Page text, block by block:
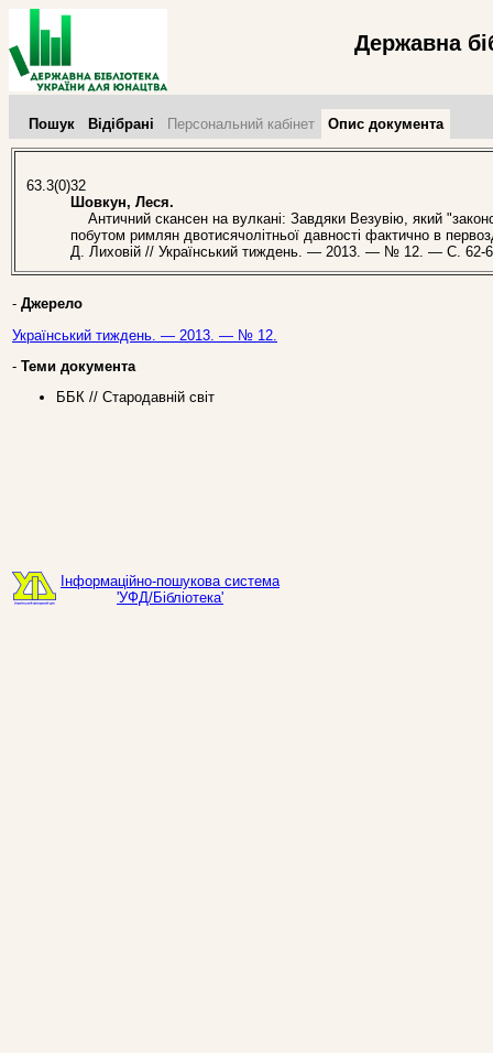
Державна
Пошук Відібрані Персональний кабінет Опис документа
63.3(0)32
Шовкун, Леся.
Античний скансен на вулкані: Завдяки Везувію, який
побутом римлян двотисячолітньої давності фактично в
Д. Лиховій // Український тиждень. — 2013. — № 12. — С. 62-
- Джерело
Український тиждень. — 2013. — № 12.
- Теми документа
ББК // Стародавній світ
Інформаційно-пошукова система
'УФД/Бібліотека'